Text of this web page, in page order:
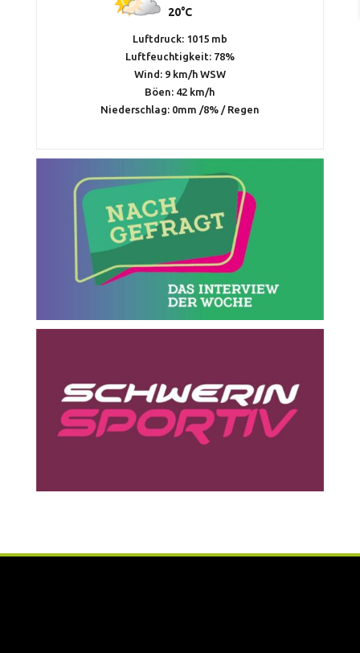
20°C
Luftdruck: 1015 mb
Luftfeuchtigkeit: 78%
Wind: 9 km/h WSW
Böen: 42 km/h
Niederschlag: 0mm /8%/ Regen